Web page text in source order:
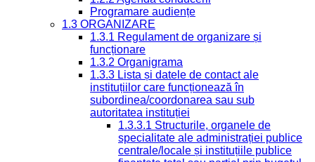
Programare audiențe
1.3 ORGANIZARE
1.3.1 Regulament de organizare și
funcționare
1.3.2 Organigrama
1.3.3 Lista și datele de contact ale
instituțiilor care funcționează în
subordinea/coordonarea sau sub
autoritatea instituției
1.3.3.1 Structurile, organele de
specialitate ale administrației publice
centrale/locale și instituțiile publice